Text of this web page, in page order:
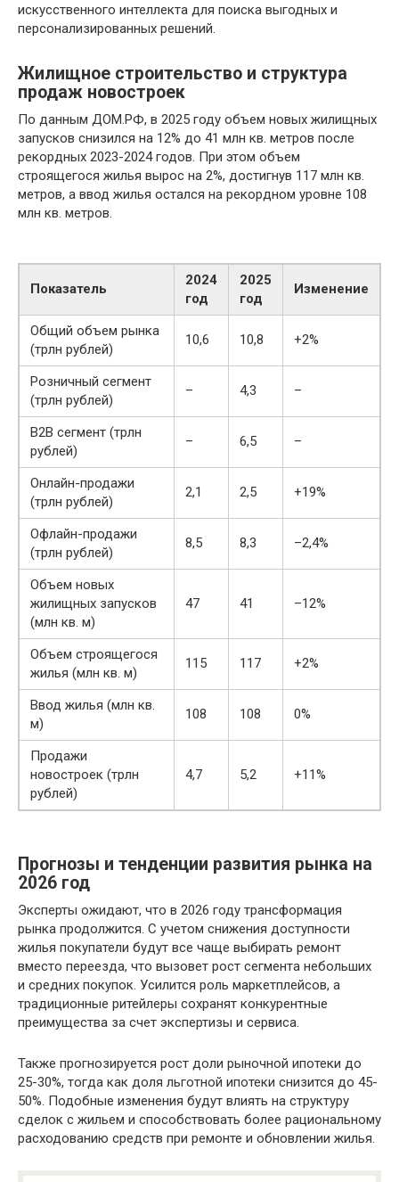
искусственного интеллекта для поиска выгодных и
персонализированных решений.
Жилищное строительство и структура
продаж новостроек
По данным ДОМ.РФ, в 2025 году объем новых жилищных
запусков снизился на 12% до 41 млн кв. метров после
рекордных 2023-2024 годов. При этом объем
строящегося жилья вырос на 2%, достигнув 117 млн кв.
метров, а ввод жилья остался на рекордном уровне 108
млн кв. метров.
Показатель
2024
год
2025
год
Изменение
Общий объем рынка
(трлн рублей)
10,6 10,8 +2%
Розничный сегмент
(трлн рублей)
– 4,3 –
B2B сегмент (трлн
рублей)
– 6,5 –
Онлайн-продажи
(трлн рублей)
2,1 2,5 +19%
Офлайн-продажи
(трлн рублей)
8,5 8,3 –2,4%
Объем новых
жилищных запусков
(млн кв. м)
47 41 –12%
Объем строящегося
жилья (млн кв. м)
115 117 +2%
Ввод жилья (млн кв.
м)
108 108 0%
Продажи
новостроек (трлн
рублей)
4,7 5,2 +11%
Прогнозы и тенденции развития рынка на
2026 год
Эксперты ожидают, что в 2026 году трансформация
рынка продолжится. С учетом снижения доступности
жилья покупатели будут все чаще выбирать ремонт
вместо переезда, что вызовет рост сегмента небольших
и средних покупок. Усилится роль маркетплейсов, а
традиционные ритейлеры сохранят конкурентные
преимущества за счет экспертизы и сервиса.
Также прогнозируется рост доли рыночной ипотеки до
25-30%, тогда как доля льготной ипотеки снизится до 45-
50%. Подобные изменения будут влиять на структуру
сделок с жильем и способствовать более рациональному
расходованию средств при ремонте и обновлении жилья.